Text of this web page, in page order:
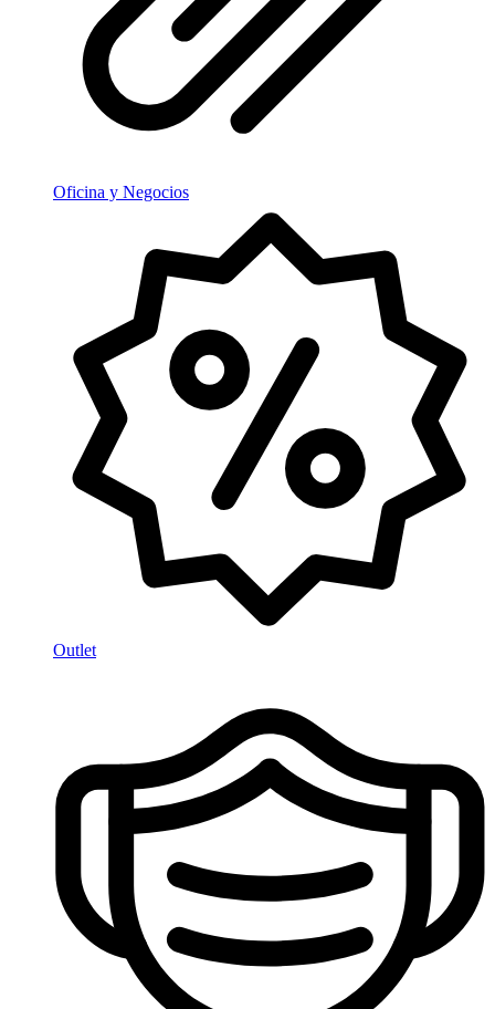
Oficina y Negocios
Outlet